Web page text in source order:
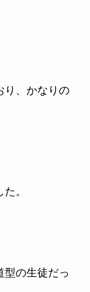
り、かなりの
。
型の生徒だっ